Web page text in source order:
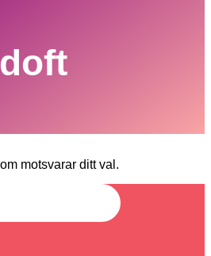
doft
motsvarar ditt val.